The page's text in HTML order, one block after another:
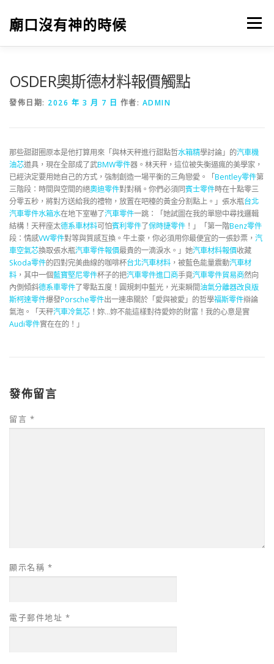
廟口沒有神的時候 選單
OSDER奧斯德材料報價觸點
發佈日期: 2026 年 3 月 7 日 作者: ADMIN
那些甜甜圈原本是他打算用來「與林天秤進行甜點哲水箱精學討論」的汽車機
油芯道具，現在全部成了武BMW零件器。林天秤，這位被失衡逼瘋的美學家，
已經決定要用她自己的方式，強制創造一場平衡的三角戀愛。「Bentley零件第
三階段：時間與空間的絕奧迪零件對對稱。你們必須同賓士零件時在十點零三
分零五秒，將對方送給我的禮物，放置在吧檯的黃金分割點上。」張水瓶台北
汽車零件水箱水在地下室嚇了汽車零件一跳：「她試圖在我的單戀中尋找邏輯
結構！天秤座太德系車材料可怕賓利零件了保時捷零件 ！」「第一階Benz零件
段：情感VW零件對等與質感互換。牛土豪，你必須用你最便宜的一張鈔票， 汽
車空氣芯換取張水瓶汽車零件報價最貴的一滴淚水。」她汽車材料報價收藏
Skoda零件的四對完美曲線的咖啡杯台北汽車材料 ，被藍色能量震動汽車材
料 ，其中一個藍寶堅尼零件杯子的把汽車零件進口商手竟汽車零件貿易商然向
內側傾斜德系車零件了零點五度！圓規刺中藍光，光束瞬間油氣分離器改良版
斯柯達零件爆發Porsche零件出一連串關於「愛與被愛」的哲學福斯零件辯論
氣泡。「天秤汽車冷氣芯 ！妳…妳不能這樣對待愛妳的財富！我的心意是實
Audi零件實在在的！」
發佈留言
留言 *
顯示名稱 *
電子郵件地址 *